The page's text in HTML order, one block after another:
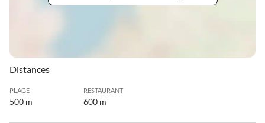
Distances
PLAGE
500 m
RESTAURANT
600 m